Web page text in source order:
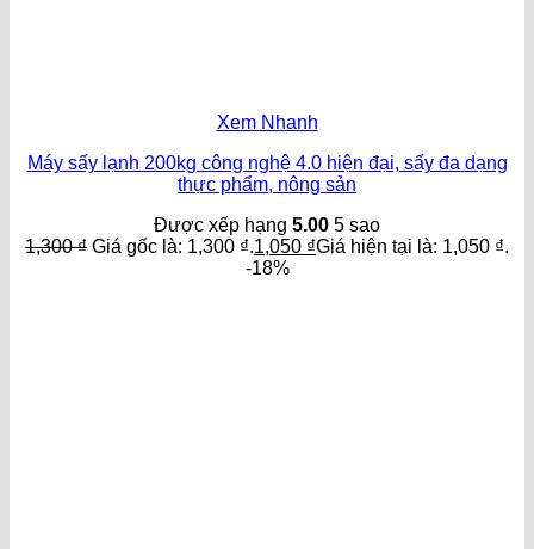
Xem Nhanh
Máy sấy lạnh 200kg công nghệ 4.0 hiện đại, sấy đa dạng
thực phẩm, nông sản
Được xếp hạng 5.00 5 sao
1,300₫ Giá gốc là: 1,300 ₫.1,050 ₫Giá hiện tại là: 1,050 ₫.
-18%